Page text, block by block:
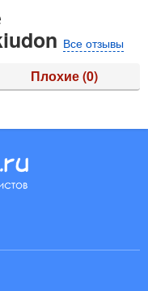
Все отзывы
Плохие(0)